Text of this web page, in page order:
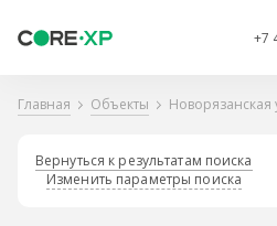
+7
Главная Объекты Новорязанская
Вернуться к результатам поиска
Изменить параметры поиска